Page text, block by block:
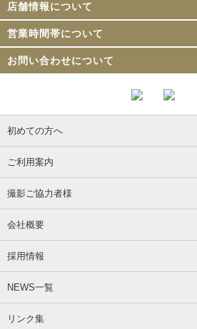
店舗情報について
営業時間帯について
お問い合わせについて
初めての方へ
ご利用案内
撮影ご協力者様
会社概要
採用情報
NEWS一覧
リンク集